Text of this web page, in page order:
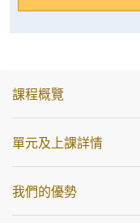
課程概覽
單元及上課詳情
我們的優勢